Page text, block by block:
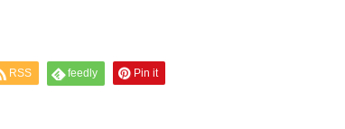
RSS feedly Pin it